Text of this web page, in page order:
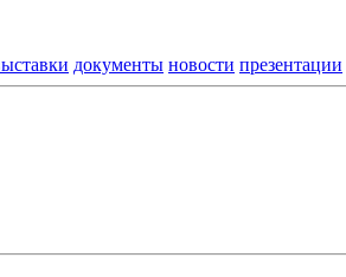
документы новости презентации